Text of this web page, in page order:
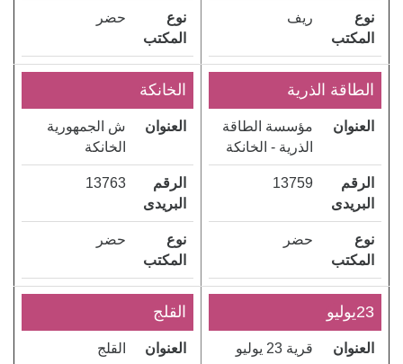
نوع
المكتب
ريف
نوع
المكتب
حضر
الطاقة الذرية
العنوان
مؤسسة الطاقة
الذرية - الخانكة
الرقم
البريدى
13759
نوع
المكتب
حضر
الخانكة
العنوان
ش الجمهورية
الخانكة
الرقم
البريدى
13763
نوع
المكتب
حضر
23يوليو
العنوان قرية 23 يوليو
القلج
العنوان القلج